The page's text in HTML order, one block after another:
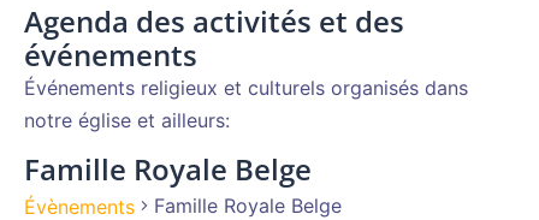
Agenda des activités et des
événements
Événements religieux et culturels organisés dans
notre église et ailleurs:
Famille Royale Belge
Évènements Famille Royale Belge